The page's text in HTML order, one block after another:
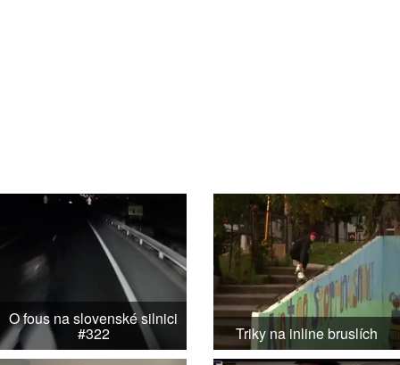
O fous na slovenské silnici
#322 Triky na inline bruslích